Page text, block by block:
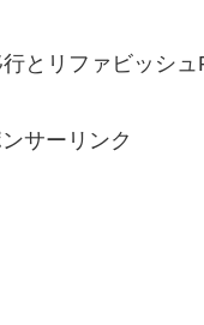
とリファビッシュ
サーリンク